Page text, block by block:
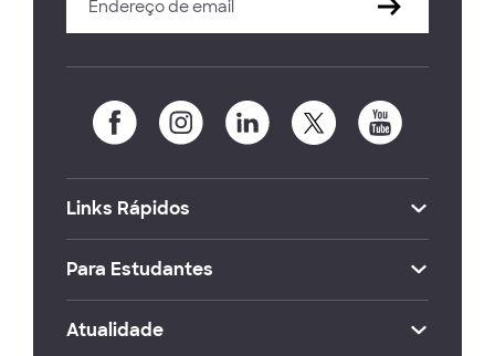
Links Rápidos
Para Estudantes
Atualidade